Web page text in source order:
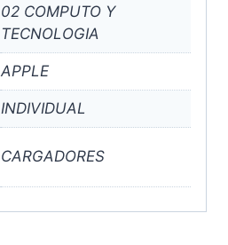
02 COMPUTO Y
TECNOLOGIA
APPLE
INDIVIDUAL
CARGADORES